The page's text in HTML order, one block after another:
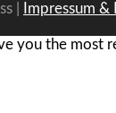
| Impressum
you the most